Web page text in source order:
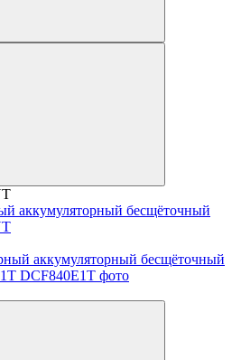
аккумуляторный бесщёточный